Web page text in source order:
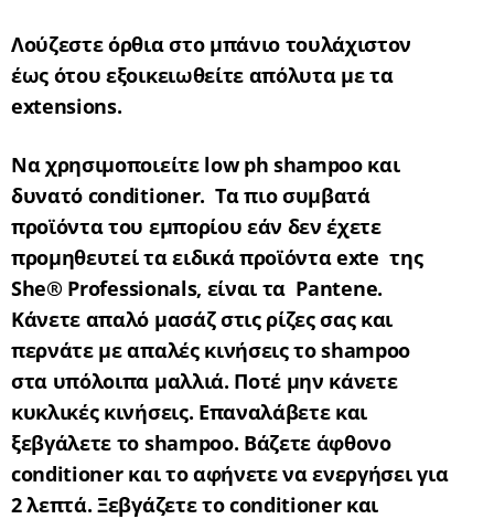
Λούζεστε όρθια στο μπάνιο τουλάχιστον
έως ότου εξοικειωθείτε απόλυτα με τα
extensions.
Να χρησιμοποιείτε low ph shampooκαι
δυνατό conditioner.Τα πιο συμβατά
προϊόντα του εμπορίου εάν δεν έχετε
προμηθευτεί τα ειδικά προϊόνταexte της
She® Professionals, είναι τα Pantene.
Κάνετε απαλό μασάζ στις ρίζες σας και
περνάτε με απαλές κινήσεις τοshampoo
στα υπόλοιπα μαλλιά. Ποτέ μην κάνετε
κυκλικές κινήσεις. Επαναλάβετε και
ξεβγάλετε το shampoo. Βάζετε άφθονο
conditionerκαι το αφήνετε να ενεργήσει για
2 λεπτά. Ξεβγάζετε τοconditionerκαι